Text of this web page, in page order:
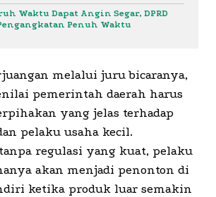
Waktu Dapat Angin Segar, DPRD
Penuh Waktu
melalui juru bicaranya,
pemerintah daerah harus
yang jelas terhadap
pelaku usaha kecil.
regulasi yang kuat, pelaku
akan menjadi penonton di
ketika produk luar semakin